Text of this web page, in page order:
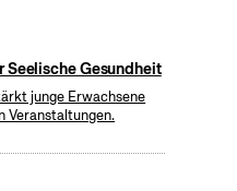
Seelische Gesundheit
junge Erwachsene
Veranstaltungen.